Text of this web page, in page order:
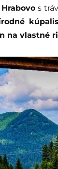
s
na vlastné